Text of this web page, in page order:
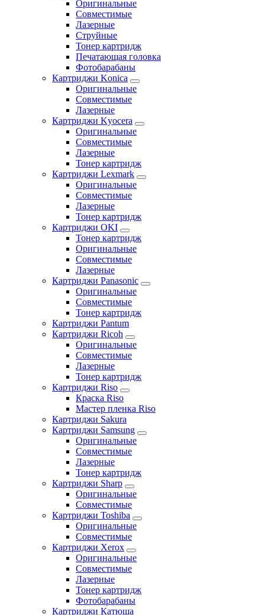
Оригинальные
Совместимые
Лазерные
Струйные
Тонер картридж
Печатающая головка
Фотобарабаны
Картриджи Konica
Оригинальные
Совместимые
Лазерные
Картриджи Kyocera
Оригинальные
Совместимые
Лазерные
Тонер картридж
Картриджи Lexmark
Оригинальные
Совместимые
Лазерные
Тонер картридж
Картриджи OKI
Тонер картридж
Оригинальные
Совместимые
Лазерные
Картриджи Panasonic
Оригинальные
Совместимые
Тонер картридж
Картриджи Pantum
Картриджи Ricoh
Оригинальные
Совместимые
Лазерные
Тонер картридж
Картриджи Riso
Краска Riso
Мастер пленка Riso
Картриджи Sakura
Картриджи Samsung
Оригинальные
Совместимые
Лазерные
Тонер картридж
Картриджи Sharp
Оригинальные
Совместимые
Картриджи Toshiba
Оригинальные
Совместимые
Картриджи Xerox
Оригинальные
Совместимые
Лазерные
Тонер картридж
Фотобарабаны
Картриджи Катюша